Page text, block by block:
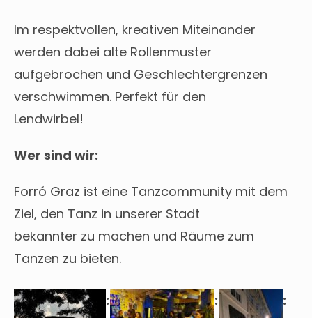
Im respektvollen, kreativen Miteinander
werden dabei alte Rollenmuster
aufgebrochen und Geschlechtergrenzen
verschwimmen. Perfekt für den
Lendwirbel!
Wer sind wir:
Forró Graz ist eine Tanzcommunity mit dem
Ziel, den Tanz in unserer Stadt
bekannter zu machen und Räume zum
Tanzen zu bieten.